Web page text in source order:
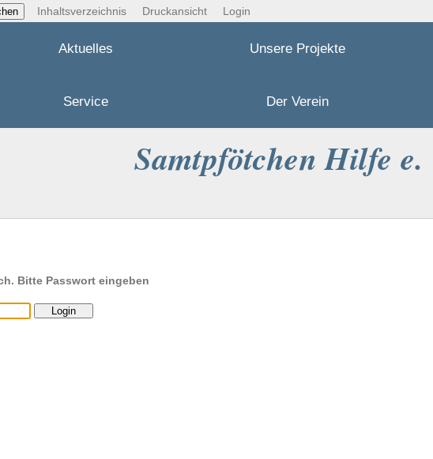
Inhaltsverzeichnis Druckansicht Login
Aktuelles Unsere Projekte
Service Der Verein
Samtpfötchen Hilfe e.
Bitte Passwort eingeben